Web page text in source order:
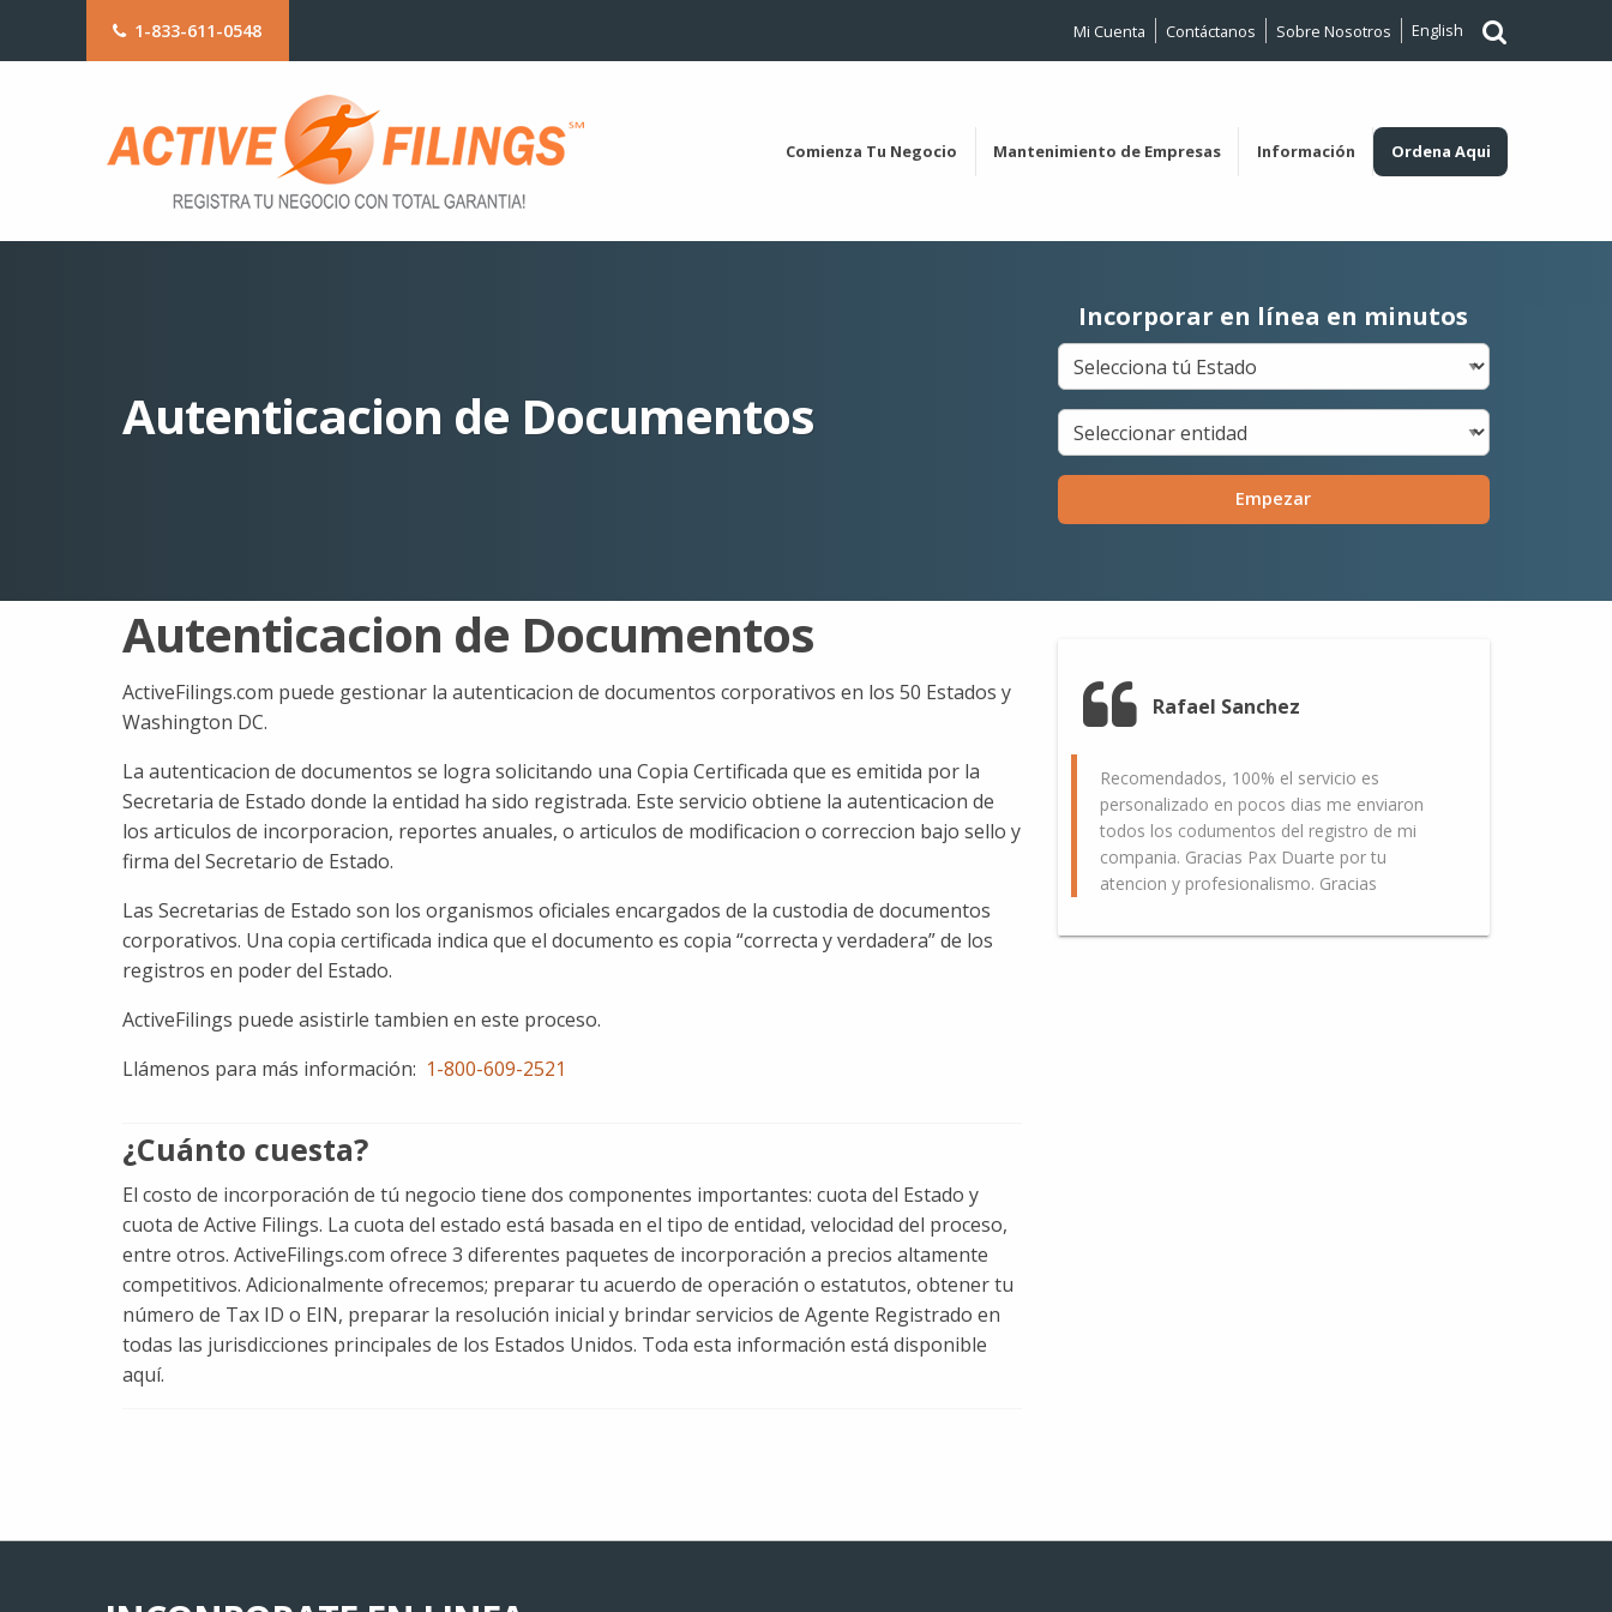
1-833-611-0548 Mi Cuenta Contáctanos Sobre Nosotros English
Comienza Tu Negocio Mantenimiento de Empresas Información Ordena Aqui
Autenticacion de Documentos
Incorporar en línea en minutos
Empezar
Autenticacion de Documentos
ActiveFilings.com puede gestionar la autenticacion de documentos corporativos en los 50 Estados y
Washington DC.
La autenticacion de documentos se logra solicitando una Copia Certificada que es emitida por la
Secretaria de Estado donde la entidad ha sido registrada. Este servicio obtiene la autenticacion de
los articulos de incorporacion, reportes anuales, o articulos de modificacion o correccion bajo sello y
firma del Secretario de Estado.
Las Secretarias de Estado son los organismos oficiales encargados de la custodia de documentos
corporativos. Una copia certificada indica que el documento es copia “correcta y verdadera” de los
registros en poder del Estado.
ActiveFilings puede asistirle tambien en este proceso.
Llámenos para más información: 1-800-609-2521
¿Cuánto cuesta?
El costo de incorporación de tú negocio tiene dos componentes importantes: cuota del Estado y
cuota de Active Filings. La cuota del estado está basada en el tipo de entidad, velocidad del proceso,
entre otros. ActiveFilings.com ofrece 3 diferentes paquetes de incorporación a precios altamente
competitivos. Adicionalmente ofrecemos; preparar tu acuerdo de operación o estatutos, obtener tu
número de Tax ID o EIN, preparar la resolución inicial y brindar servicios de Agente Registrado en
todas las jurisdicciones principales de los Estados Unidos. Toda esta información está disponible
aquí.
Rafael Sanchez
Recomendados, 100% el servicio es
personalizado en pocos dias me enviaron
todos los codumentos del registro de mi
compania. Gracias Pax Duarte por tu
atencion y profesionalismo. Gracias